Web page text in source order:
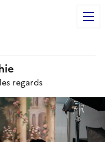
regards